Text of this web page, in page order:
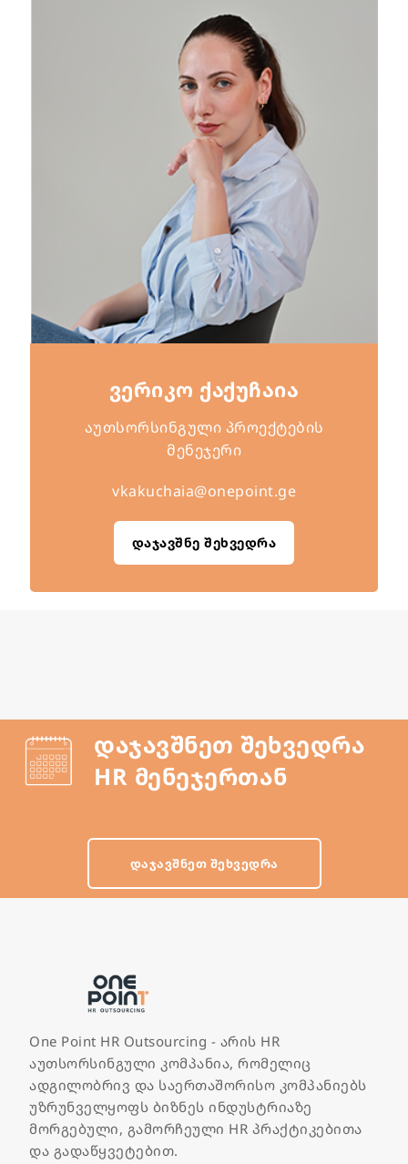
ვერიკო ქაქუჩაია
აუთსორსინგული პროექტების
მენეჯერი
vkakuchaia@onepoint.ge
დაჯავშნე შეხვედრა
დაჯავშნეთ შეხვედრა
HR მენეჯერთან
ᲓᲐᲯᲐᲕᲨᲜᲔᲗ ᲨᲔᲮᲕᲔᲓᲠᲐ
One Point HR Outsourcing - არის HR
აუთსორსინგული კომპანია, რომელიც
ადგილობრივ და საერთაშორისო კომპანიებს
უზრუნველყოფს ბიზნეს ინდუსტრიაზე
მორგებული, გამორჩეული HR პრაქტიკებითა
და გადაწყვეტებით.